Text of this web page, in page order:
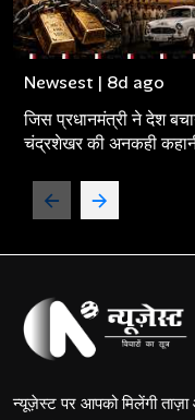
Newsest | 8d ago
जिस प्रधानमंत्री ने देश
चंद्रशेखर की अनकही
न्यूज़ेस्ट पर आपको मिलेंगी